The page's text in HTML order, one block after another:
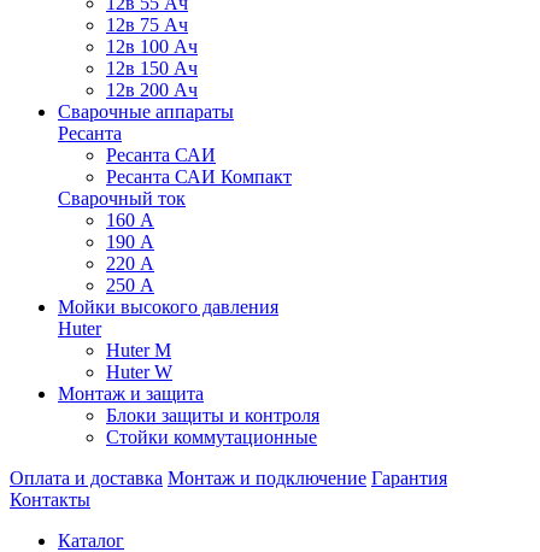
12в 75 Ач
12в 100 Ач
12в 150 Ач
12в 200 Ач
Сварочные аппараты
Ресанта
Ресанта САИ
Ресанта САИ Компакт
Сварочный ток
160 А
190 А
220 А
250 А
Мойки высокого давления
Huter
Huter M
Huter W
Монтаж и защита
Блоки защиты и контроля
Стойки коммутационные
Оплата и доставка Монтаж и подключение Гарантия
Контакты
Каталог